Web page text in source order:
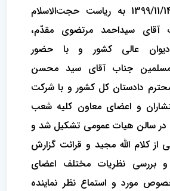
سه‌شنبه، مورخ 1399/11/14 به ‌ریاست حجت‌الاسلام‌
آقای سیداحمد مرتضوی مقدّم،
‌‌عالی ‌‌کشور و با حضور
جناب آقای سید محسن
دادستان ‌کل‌ کشور و با شرکت
و اعضای ‌معاون کلیه شعب
در سالن هیات‌ عمومی تشکیل شد و
از کلام الله مجید و قرائت گزارش
بررسی نظریات مختلف اعضای
مورد و استماع نظر نماینده